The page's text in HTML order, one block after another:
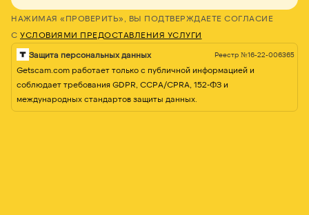
НАЖИМАЯ «ПРОВЕРИТЬ», ВЫ ПОДТВЕРЖДАЕТЕ СОГЛАСИЕ
С УСЛОВИЯМИ ПРЕДОСТАВЛЕНИЯ УСЛУГИ
Защита персональных данных Реестр №16-22-006365
Getscam.com работает только с публичной информацией и
соблюдает требования GDPR, CCPA/CPRA, 152-ФЗ и
международных стандартов защиты данных.